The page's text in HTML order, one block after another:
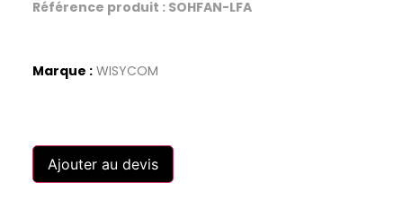
Référence produit : SOHFAN-LFA
Marque : WISYCOM
Ajouter au devis